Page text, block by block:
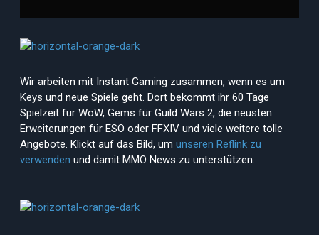
Wir arbeiten mit Instant Gaming zusammen, wenn es um
Keys und neue Spiele geht. Dort bekommt ihr 60 Tage
Spielzeit für WoW, Gems für Guild Wars 2, die neusten
Erweiterungen für ESO oder FFXIV und viele weitere tolle
Angebote. Klickt auf das Bild, um unseren Reflink zu
verwenden und damit MMO News zu unterstützen.